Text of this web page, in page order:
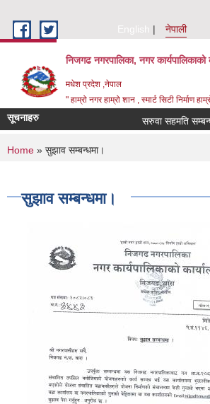
English
नेपाली
निजगढ नगरपालिका, नगर कार्यपालिकाको
मधेश प्रदेश ,नेपाल
" हाम्रो नगर हाम्रो शान , स्मार्ट सिटी निर्माण
सूचनाहरु सरुवा सहमति सम्बन्धी
You are here
Home » सुझाव सम्बन्धमा।
सुझाव सम्बन्धमा।